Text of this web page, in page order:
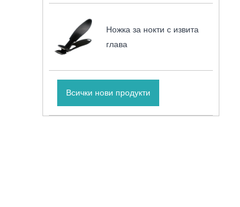
Ножка за нокти с извита
глава
Всички нови продукти